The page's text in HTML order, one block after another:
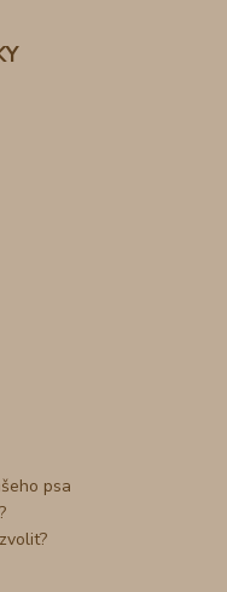
psa